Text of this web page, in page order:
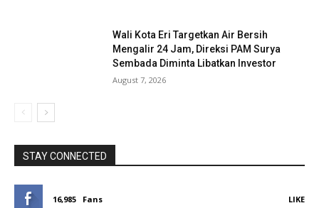
Wali Kota Eri Targetkan Air Bersih
Mengalir 24 Jam, Direksi PAM Surya
Sembada Diminta Libatkan Investor
August 7, 2026
STAY CONNECTED
16,985 Fans LIKE